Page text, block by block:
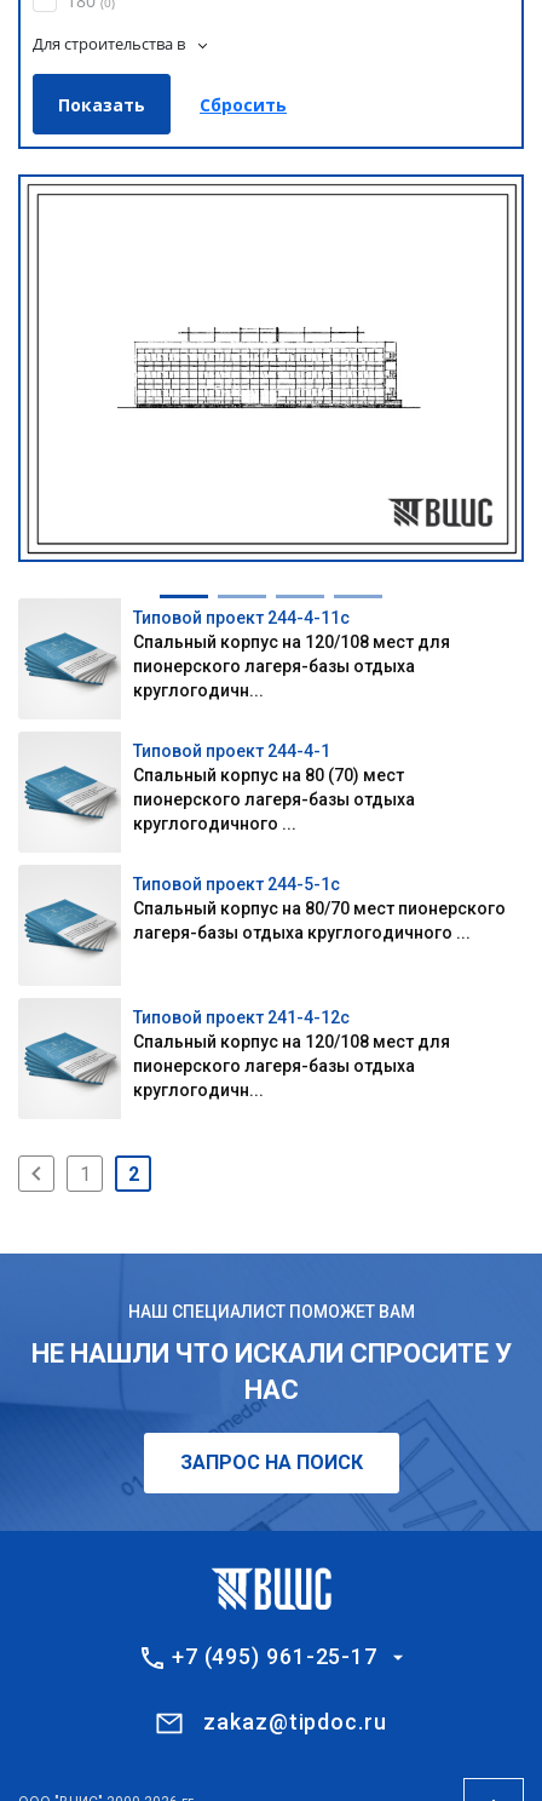
Для строительства в
Типовой проект 244-4-11с
Спальный корпус на 120/108 мест для
пионерского лагеря-базы отдыха
круглогодичн...
Типовой проект 244-4-1
Спальный корпус на 80 (70) мест
пионерского лагеря-базы отдыха
круглогодичного ...
Типовой проект 244-5-1с
Спальный корпус на 80/70 мест пионерского
лагеря-базы отдыха круглогодичного ...
Типовой проект 241-4-12с
Спальный корпус на 120/108 мест для
пионерского лагеря-базы отдыха
круглогодичн...
1 2
НАШ СПЕЦИАЛИСТ ПОМОЖЕТ ВАМ
НЕ НАШЛИ ЧТО ИСКАЛИ СПРОСИТЕ У
НАС
ЗАПРОС НА ПОИСК
+7 (495) 961-25-17
zakaz@tipdoc.ru